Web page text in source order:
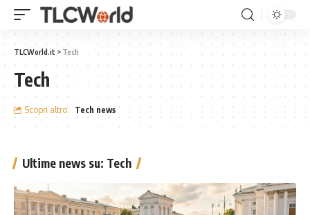
TLCWorld.it > Tech
Tech
Scopri altro: Tech news
Ultime news su: Tech